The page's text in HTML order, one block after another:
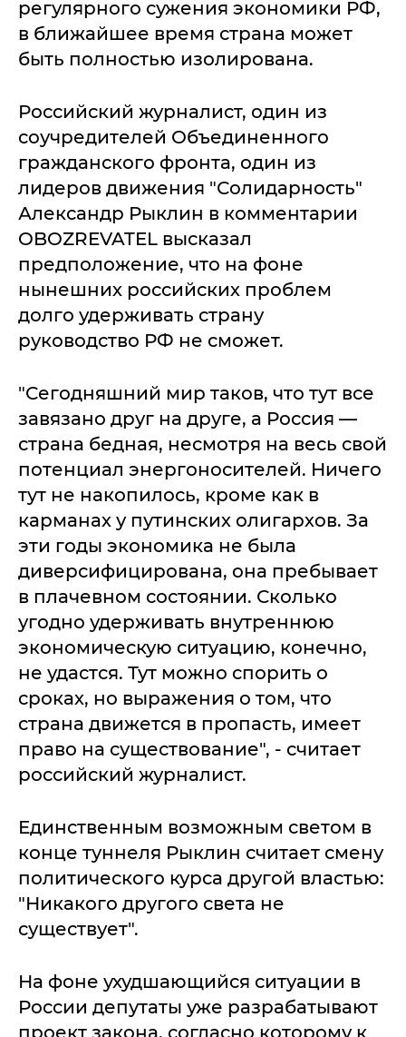
регулярного сужения экономики РФ,
в ближайшее время страна может
быть полностью изолирована.
Российский журналист, один из
соучредителей Объединенного
гражданского фронта, один из
лидеров движения "Солидарность"
Александр Рыклин в комментарии
OBOZREVATEL высказал
предположение, что на фоне
нынешних российских проблем
долго удерживать страну
руководство РФ не сможет.
"Сегодняшний мир таков, что тут все
завязано друг на друге, а Россия —
страна бедная, несмотря на весь свой
потенциал энергоносителей. Ничего
тут не накопилось, кроме как в
карманах у путинских олигархов. За
эти годы экономика не была
диверсифицирована, она пребывает
в плачевном состоянии. Сколько
угодно удерживать внутреннюю
экономическую ситуацию, конечно,
не удастся. Тут можно спорить о
сроках, но выражения о том, что
страна движется в пропасть, имеет
право на существование", - считает
российский журналист.
Единственным возможным светом в
конце туннеля Рыклин считает смену
политического курса другой властью:
"Никакого другого света не
существует".
На фоне ухудшающийся ситуации в
России депутаты уже разрабатывают
проект закона, согласно которому к